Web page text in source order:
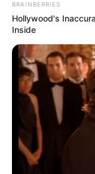
BRAINBERRIES
Hollywood's
Inside